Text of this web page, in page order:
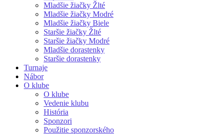
Mladšie žiačky Žlté
Mladšie žiačky Modré
Mladšie žiačky Biele
Staršie žiačky Žlté
Staršie žiačky Modré
Mladšie dorastenky
Staršie dorastenky
Turnaje
Nábor
O klube
O klube
Vedenie klubu
História
Sponzori
Použitie sponzorského